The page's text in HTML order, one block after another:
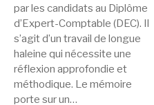
par les candidats au Diplôme
d’Expert-Comptable (DEC). Il
s’agit d’un travail de longue
haleine qui nécessite une
réflexion approfondie et
méthodique. Le mémoire
porte sur un…